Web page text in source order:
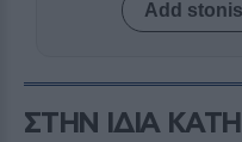
Add
ΣΤΗΝ ΙΔΙΑ